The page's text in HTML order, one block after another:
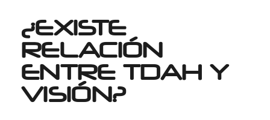
¿EXISTE
RELACIÓN
ENTRE TDAH Y
VISIÓN?